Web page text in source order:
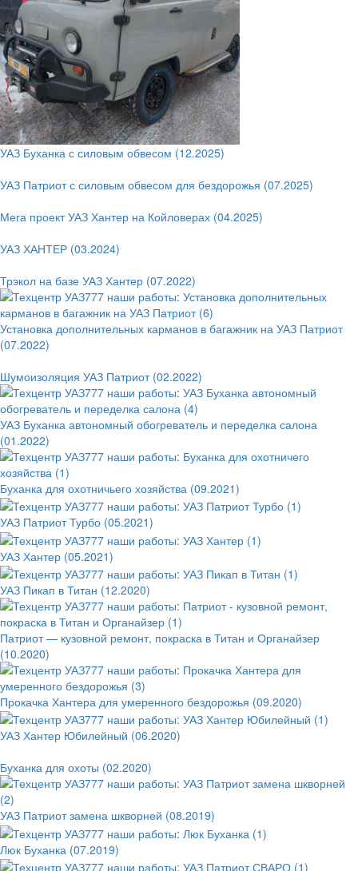
УАЗ Буханка с силовым обвесом (12.2025)
УАЗ Патриот с силовым обвесом для бездорожья (07.2025)
Мега проект УАЗ Хантер на Койловерах (04.2025)
УАЗ ХАНТЕР (03.2024)
Трэкол на базе УАЗ Хантер (07.2022)
Установка дополнительных карманов в багажник на УАЗ Патриот
(07.2022)
Шумоизоляция УАЗ Патриот (02.2022)
УАЗ Буханка автономный обогреватель и переделка салона
(01.2022)
Буханка для охотничьего хозяйства (09.2021)
УАЗ Патриот Турбо (05.2021)
УАЗ Хантер (05.2021)
УАЗ Пикап в Титан (12.2020)
Патриот — кузовной ремонт, покраска в Титан и Органайзер
(10.2020)
Прокачка Хантера для умеренного бездорожья (09.2020)
УАЗ Хантер Юбилейный (06.2020)
Буханка для охоты (02.2020)
УАЗ Патриот замена шкворней (08.2019)
Люк Буханка (07.2019)